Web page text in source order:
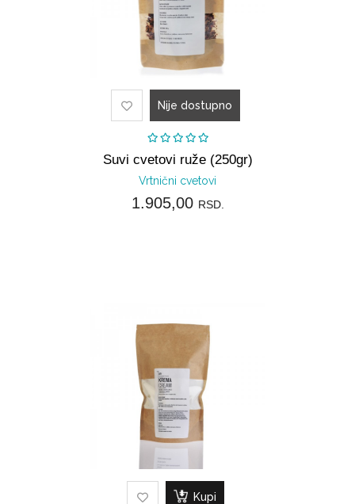
Nije dostupno
Suvi cvetovi ruže (250gr)
Vrtnični cvetovi
1.905,00 RSD.
Kupi